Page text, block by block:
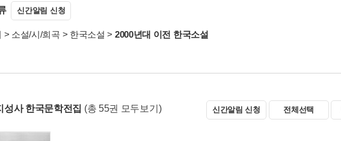
신간알림 신청
> 소설/시/희곡 > 한국소설 > 2000년대 이전 한국소설
성사 한국문학전집 (총 55권 모두보기) 신간알림 신청 전체선택